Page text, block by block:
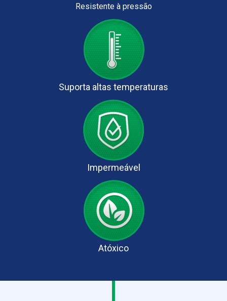
Resistente à pressão
Suporta altas temperaturas
Impermeável
Atóxico